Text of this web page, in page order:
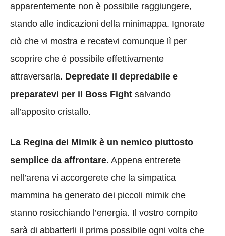
apparentemente non è possibile raggiungere,
stando alle indicazioni della minimappa. Ignorate
ciò che vi mostra e recatevi comunque lì per
scoprire che è possibile effettivamente
attraversarla. Depredate il depredabile e
preparatevi per il Boss Fight salvando
all’apposito cristallo.
La Regina dei Mimik è un nemico piuttosto
semplice da affrontare. Appena entrerete
nell’arena vi accorgerete che la simpatica
mammina ha generato dei piccoli mimik che
stanno rosicchiando l’energia. Il vostro compito
sarà di abbatterli il prima possibile ogni volta che